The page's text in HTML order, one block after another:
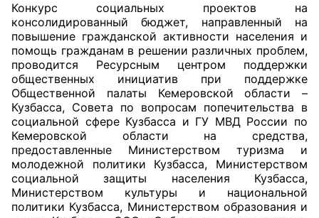
ОБРАТНАЯ СВЯЗЬ
Главная
Общественные советы
Общественные советы при территориальных
органах федеральных органов
Конкурс социальных проектов на
консолидированный бюджет, направленный на
повышение гражданской активности населения и
помощь гражданам в решении различных проблем,
проводится Ресурсным центром поддержки
общественных инициатив при поддержке
Общественной палаты Кемеровской области –
Кузбасса, Совета по вопросам попечительства в
социальной сфере Кузбасса и ГУ МВД России по
Кемеровской области на средства,
предоставленные Министерством туризма и
молодежной политики Кузбасса, Министерством
социальной защиты населения Кузбасса,
Министерством культуры и национальной
политики Кузбасса, Министерством образования и